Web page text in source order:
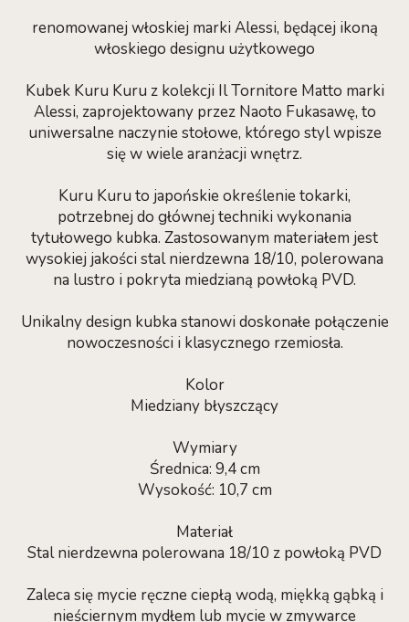
renomowanej włoskiej marki Alessi, będącej ikoną
włoskiego designu użytkowego
Kubek Kuru Kuru z kolekcji Il Tornitore Matto marki
Alessi, zaprojektowany przez Naoto Fukasawę, to
uniwersalne naczynie stołowe, którego styl wpisze
się w wiele aranżacji wnętrz.
Kuru Kuru to japońskie określenie tokarki,
potrzebnej do głównej techniki wykonania
tytułowego kubka. Zastosowanym materiałem jest
wysokiej jakości stal nierdzewna 18/10, polerowana
na lustro i pokryta miedzianą powłoką PVD.
Unikalny design kubka stanowi doskonałe połączenie
nowoczesności i klasycznego rzemiosła​.
Kolor
Miedziany błyszczący
Wymiary
Średnica: 9,4 cm
Wysokość: 10,7 cm
Materiał
Stal nierdzewna polerowana 18/10 z powłoką PVD
Zaleca się mycie ręczne ciepłą wodą, miękką gąbką i
nieściernym mydłem lub mycie w zmywarce